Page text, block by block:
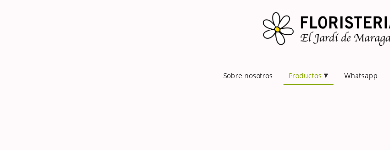
Sobre nosotros Productos Whatsapp